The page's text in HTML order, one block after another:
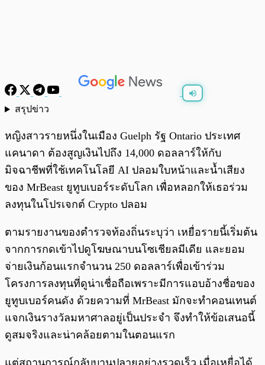
สรุปข่าว
หญิงสาวรายหนึ่งในเมือง Guelph รัฐ Ontario ประเทศ
แคนาดา ต้องสูญเงินไปถึง 14,000 ดอลลาร์ให้กับ
มิจฉาชีพที่ใช้เทคโนโลยี AI ปลอมใบหน้าและน้ำเสียง
ของ MrBeast ยูทูบเบอร์ระดับโลก เพื่อหลอกให้เธอร่วม
ลงทุนในโปรเจกต์ Crypto ปลอม
ตามรายงานของตำรวจท้องถิ่นระบุว่า เหยื่อรายนี้เริ่มต้น
จากการกดเข้าไปดูโฆษณาบนโซเชียลมีเดีย และยอม
จ่ายเงินก้อนแรกจำนวน 250 ดอลลาร์เพื่อเข้าร่วม
โครงการลงทุนที่ดูน่าเชื่อถือเพราะมีการแอบอ้างชื่อของ
ยูทูบเบอร์คนดัง ด้วยความที่ MrBeast มักจะทำคอนเทนต์
แจกเงินรางวัลมหาศาลอยู่เป็นประจำ จึงทำให้ข้อเสนอนี้
ดูสมจริงและน่าคล้อยตามในตอนแรก